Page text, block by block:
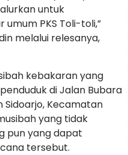
untuk
PKS Toli-toli,”
melalui relesanya,
kebakaran yang
di Jalan Bubara
Sidoarjo, Kecamatan
yang tidak
pun yang dapat
tersebut.